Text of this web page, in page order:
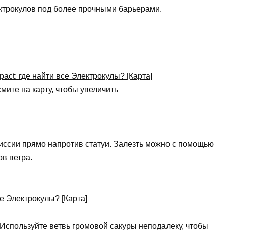
под более прочными барьерами.
на карту, чтобы увеличить
прямо напротив статуи. Залезть можно с помощью
ветра.
ветвь громовой сакуры неподалеку, чтобы